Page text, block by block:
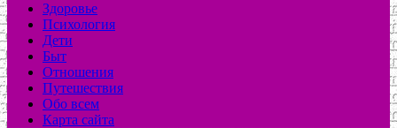
Здоровье
Психология
Дети
Быт
Отношения
Путешествия
Обо всем
Карта сайта